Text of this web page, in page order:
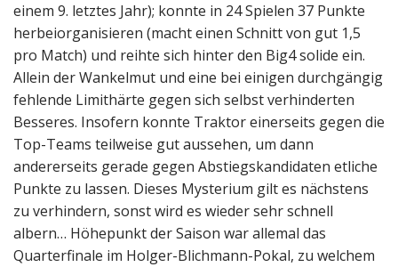
einem 9. letztes Jahr); konnte in 24 Spielen 37 Punkte
herbeiorganisieren (macht einen Schnitt von gut 1,5
pro Match) und reihte sich hinter den Big4 solide ein.
Allein der Wankelmut und eine bei einigen durchgängig
fehlende Limithärte gegen sich selbst verhinderten
Besseres. Insofern konnte Traktor einerseits gegen die
Top-Teams teilweise gut aussehen, um dann
andererseits gerade gegen Abstiegskandidaten etliche
Punkte zu lassen. Dieses Mysterium gilt es nächstens
zu verhindern, sonst wird es wieder sehr schnell
albern… Höhepunkt der Saison war allemal das
Quarterfinale im Holger-Blichmann-Pokal, zu welchem